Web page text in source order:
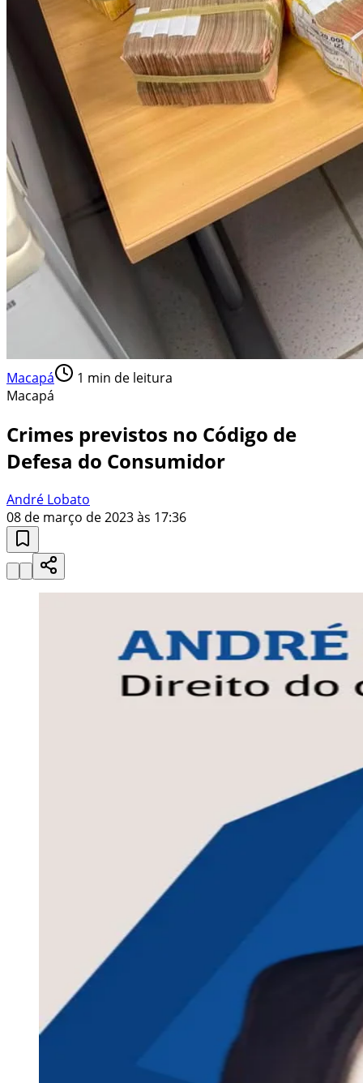
Macapá 1 min de leitura
Macapá
Crimes previstos no Código de
Defesa do Consumidor
André Lobato
08 de março de 2023 às 17:36